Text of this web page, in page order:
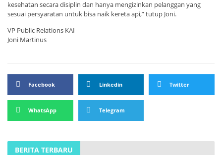
kesehatan secara disiplin dan hanya mengizinkan pelanggan yang
sesuai persyaratan untuk bisa naik kereta api,” tutup Joni.
VP Public Relations KAI
Joni Martinus
Facebook Linkedin Twitter
WhatsApp Telegram
BERITA TERBARU